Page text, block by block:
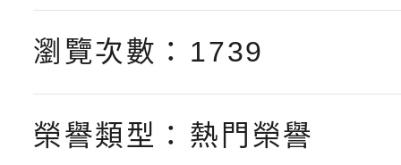
表
敬師藝文競賽』實施計
【甄選結果(第11招)】
學年度第1學期第7次代
結果(第11招)
【甄選結果(第3招)】
學年度第1學期第9次代
瀏覽次數： 1739
榮譽類型： 熱門榮譽